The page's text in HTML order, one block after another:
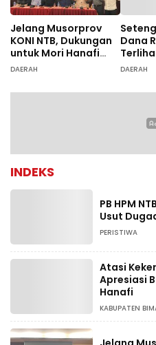
Jelang Musorprov
KONI NTB, Dukungan
untuk Mori Hanafi
Menguat
DAERAH
Dana
DAERAH
INDEKS
PB HPM
Usut
PERISTIWA
Atasi
Apresiasi
Hanafi
KABUPATEN